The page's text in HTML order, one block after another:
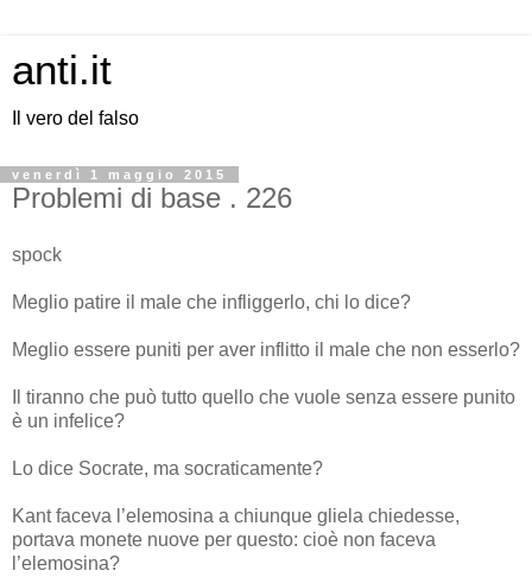
anti.it
Il vero del falso
venerdì 1 maggio 2015
Problemi di base . 226
spock
Meglio patire il male che infliggerlo, chi lo dice?
Meglio essere puniti per aver inflitto il male che non esserlo?
Il tiranno che può tutto quello che vuole senza essere punito
è un infelice?
Lo dice Socrate, ma socraticamente?
Kant faceva l’elemosina a chiunque gliela chiedesse,
portava monete nuove per questo: cioè non faceva
l’elemosina?